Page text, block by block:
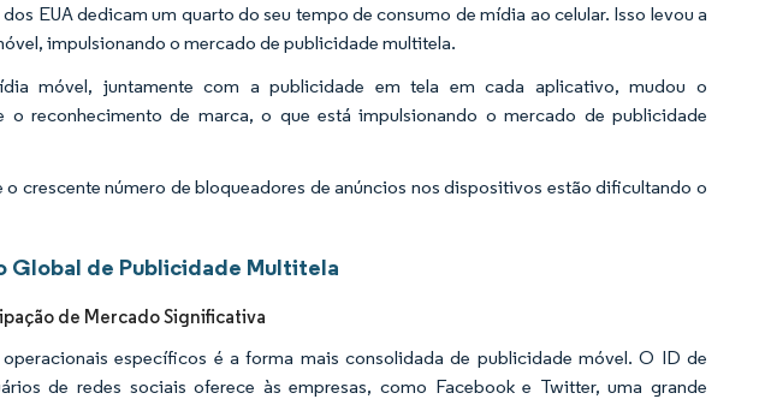
EUA dedicam um quarto do seu tempo de consumo de mídia ao celular. Isso levou a
impulsionando o mercado de publicidade multitela.
móvel, juntamente com a publicidade em tela em cada aplicativo, mudou o
reconhecimento de marca, o que está impulsionando o mercado de publicidade
crescente número de bloqueadores de anúncios nos dispositivos estão dificultando o
Global de Publicidade Multitela
de Mercado Significativa
específicos é a forma mais consolidada de publicidade móvel. O ID de
de redes sociais oferece às empresas, como Facebook e Twitter, uma grande